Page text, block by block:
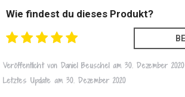
Wie findest du dieses Produkt?
Veröffentlicht von Daniel Beuschelam 30. Dezember 2020
Letztes Update am 30. Dezember 2020